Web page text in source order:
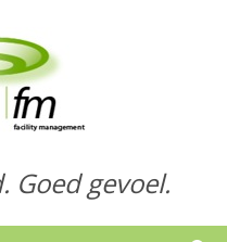
Goed gevoel.